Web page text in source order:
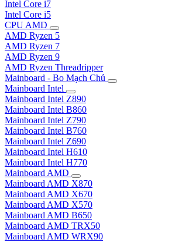
Intel Core i7
Intel Core i5
CPU AMD
AMD Ryzen 5
AMD Ryzen 7
AMD Ryzen 9
AMD Ryzen Threadripper
Mainboard - Bo Mạch Chủ
Mainboard Intel
Mainboard Intel Z890
Mainboard Intel B860
Mainboard Intel Z790
Mainboard Intel B760
Mainboard Intel Z690
Mainboard Intel H610
Mainboard Intel H770
Mainboard AMD
Mainboard AMD X870
Mainboard AMD X670
Mainboard AMD X570
Mainboard AMD B650
Mainboard AMD TRX50
Mainboard AMD WRX90